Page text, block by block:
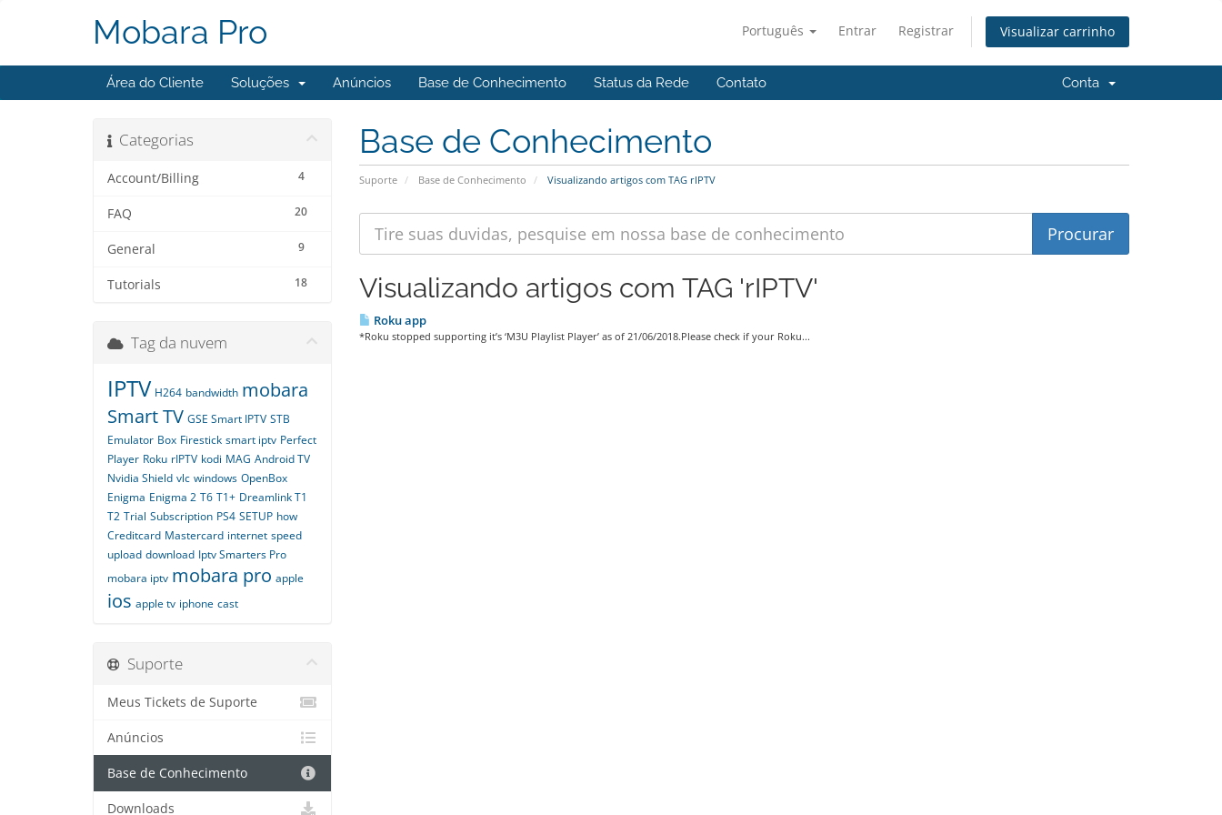
Português Entrar Registrar Visualizar carrinho
Mobara Pro
Área do Cliente Soluções Anúncios Base de Conhecimento Status da Rede Contato Conta
Base de Conhecimento
Suporte Base de Conhecimento Visualizando artigos com TAG rIPTV
Categorias
4
Account/Billing
20
FAQ
9
General
18
Tutorials Visualizando artigos com TAG 'rIPTV'
Roku app
*Roku stopped supporting it’s ‘M3U Playlist Player’ as of 21/06/2018.Please check if your Roku...
Tag da nuvem
IPTV H264 bandwidth mobara
Smart TV GSE Smart IPTV STB
Emulator Box Firestick smart iptv Perfect
Player Roku rIPTV kodi MAG Android TV
Nvidia Shield vlc windows OpenBox
Enigma Enigma 2 T6 T1+ Dreamlink T1
T2 Trial Subscription PS4 SETUP how
Creditcard Mastercard internet speed
upload download Iptv Smarters Pro
mobara iptv mobara pro apple
ios apple tv iphone cast
Suporte
Meus Tickets de Suporte
Anúncios
Base de Conhecimento
Downloads